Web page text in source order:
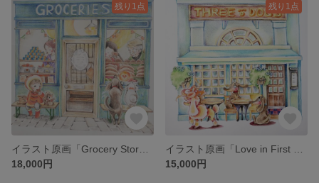
残り1点
18,000円
残り1点
15,000円